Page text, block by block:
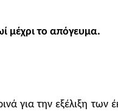
μέχρι το απόγευμα.
για την εξέλιξη των